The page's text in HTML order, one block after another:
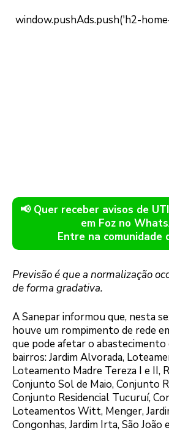
📢 Quer receber avisos de
em Foz no
Entre na comunidade
Previsão é que a normalização
de forma gradativa.
A Sanepar informou que, nesta
houve um rompimento de rede
que pode afetar o
bairros: Jardim Alvorada,
Loteamento Madre Tereza I e II,
Conjunto Sol de Maio, Conjunto
Conjunto Residencial Tucuruí,
Loteamentos Witt, Menger,
Congonhas, Jardim Irta, São João